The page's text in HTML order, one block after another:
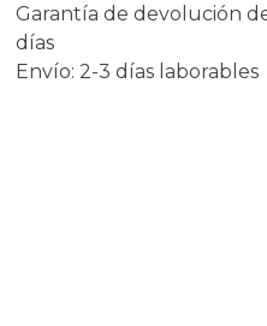
Garantía de devolución
días
Envío: 2-3 días laborables